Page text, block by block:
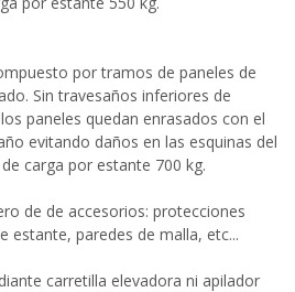
por tramos de paneles de
Sin travesaños inferiores de
paneles quedan enrasados con el
evitando daños en las esquinas del
carga por estante 700 kg.
de de accesorios: protecciones
estante, paredes de malla, etc...
carretilla elevadora ni apilador